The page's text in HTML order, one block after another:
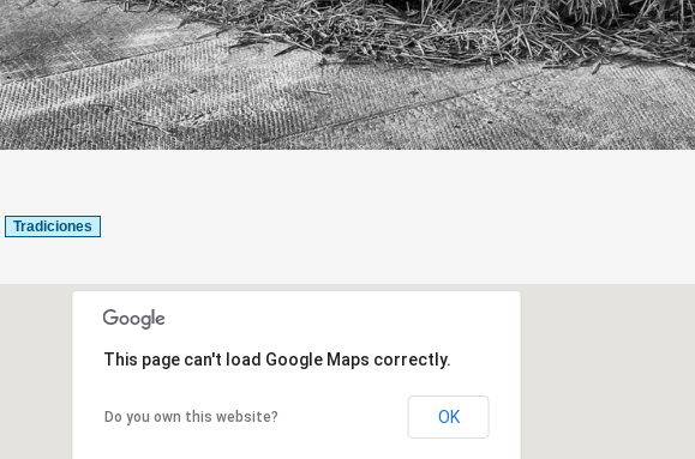
Tradiciones
This page can't load Google Maps correctly.
Do you own this website? OK